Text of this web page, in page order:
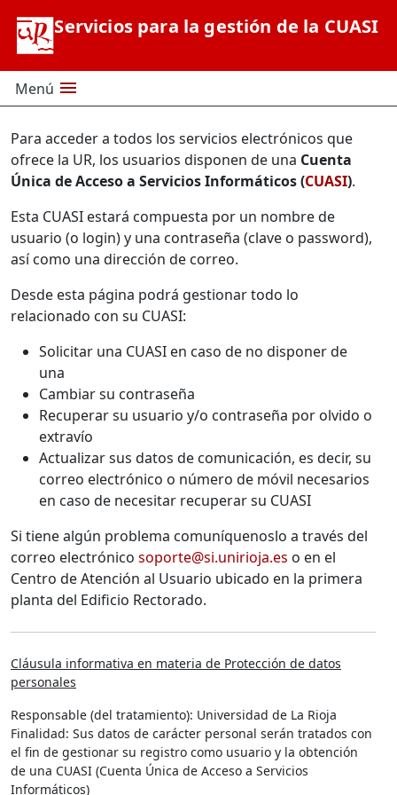
Servicios para la gestión de la CUASI
Menú menu
Para acceder a todos los servicios electrónicos que
ofrece la UR, los usuarios disponen de una Cuenta
Única de Acceso a Servicios Informáticos (CUASI).
Esta CUASI estará compuesta por un nombre de
usuario (o login) y una contraseña (clave o password),
así como una dirección de correo.
Desde esta página podrá gestionar todo lo
relacionado con su CUASI:
Solicitar una CUASI en caso de no disponer de
una
Cambiar su contraseña
Recuperar su usuario y/o contraseña por olvido o
extravío
Actualizar sus datos de comunicación, es decir, su
correo electrónico o número de móvil necesarios
en caso de necesitar recuperar su CUASI
Si tiene algún problema comuníquenoslo a través del
correo electrónico soporte@si.unirioja.es o en el
Centro de Atención al Usuario ubicado en la primera
planta del Edificio Rectorado.
Cláusula informativa en materia de Protección de datos
personales
Responsable (del tratamiento): Universidad de La Rioja
Finalidad: Sus datos de carácter personal serán tratados con
el fin de gestionar su registro como usuario y la obtención
de una CUASI (Cuenta Única de Acceso a Servicios
Informáticos)